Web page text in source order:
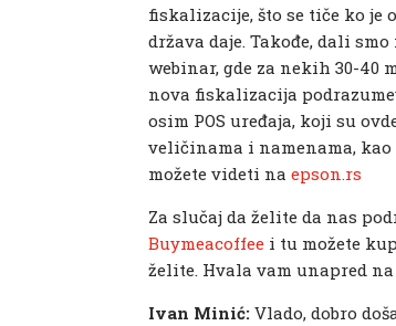
fiskalizacije, što se tiče ko
država daje. Takođe, dali
webinar, gde za nekih 30-40
nova fiskalizacija
osim POS uređaja, koji su
veličinama i namenama, kao
možete videti naepson.rs
Za slučaj da želite da nas
Buymeacoffee i tu možete
želite. Hvala vam unapred na
Ivan Minić: Vlado, dobro